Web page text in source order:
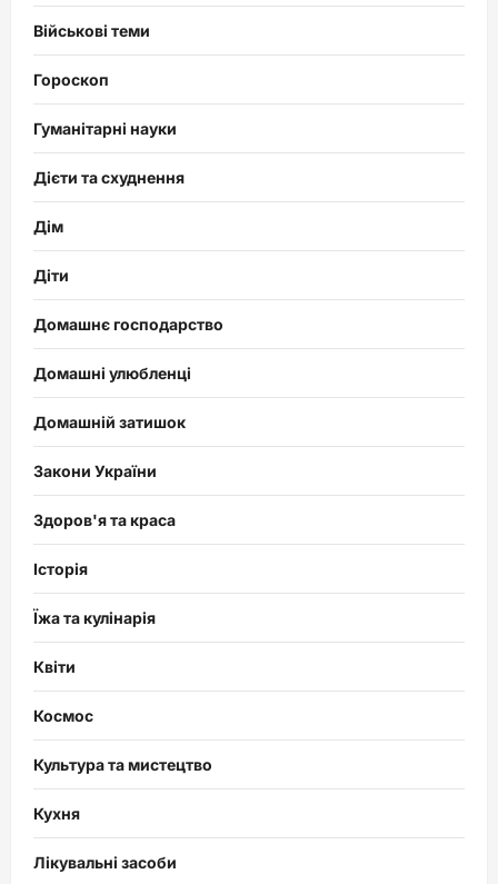
Військові теми
Гороскоп
Гуманітарні науки
Дієти та схуднення
Дім
Діти
Домашнє господарство
Домашні улюбленці
Домашній затишок
Закони України
Здоров'я та краса
Історія
Їжа та кулінарія
Квіти
Космос
Культура та мистецтво
Кухня
Лікувальні засоби